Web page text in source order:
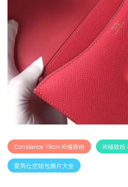
Constance 19cm i6極致粉 i6極致粉
愛馬仕空姐包圖片大全